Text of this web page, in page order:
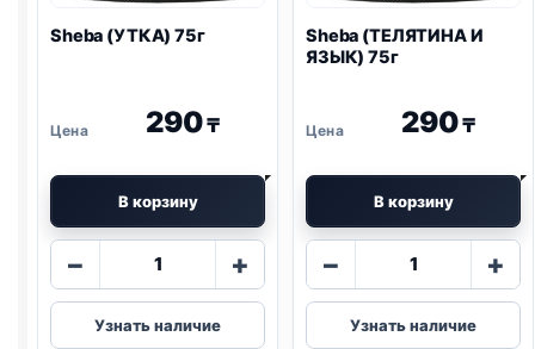
Sheba (УТКА) 75г
290₸
В корзину
−
Количество
Sheba
(УТКА)
+
Узнать наличие
Sheba (ТЕЛЯТИНА И
ЯЗЫК) 75г
290₸
В корзину
−
Количество
Sheba
(ТЕЛЯТИНА
+
Узнать наличие